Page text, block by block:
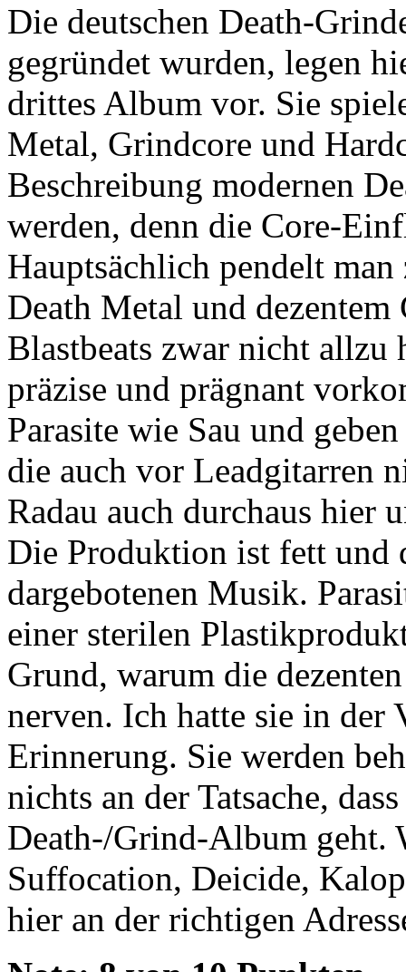
Die deutschen Death-
gegründet wurden, legen
drittes Album vor. Sie
Metal, Grindcore und
Beschreibung modernen
werden, denn die Core-
Hauptsächlich pendelt
Death Metal und
Blastbeats zwar nicht allzu
präzise und prägnant
Parasite wie Sau und
die auch vor Leadgitarren
Radau auch durchaus hier
Die Produktion ist fett und
dargebotenen Musik.
einer sterilen
Grund, warum die
nerven. Ich hatte sie in der
Erinnerung. Sie werden
nichts an der Tatsache,
Death-/Grind-Album geht.
Suffocation, Deicide,
hier an der richtigen